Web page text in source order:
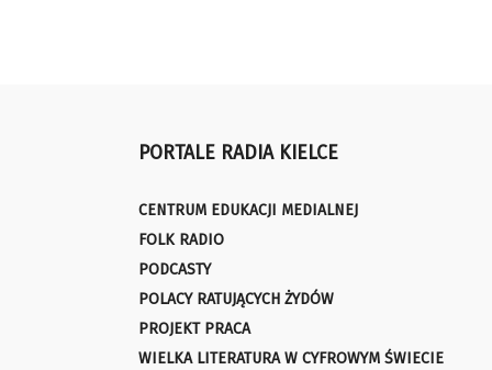
PORTALE RADIA KIELCE
CENTRUM EDUKACJI MEDIALNEJ
FOLK RADIO
PODCASTY
POLACY RATUJĄCYCH ŻYDÓW
PROJEKT PRACA
WIELKA LITERATURA W CYFROWYM ŚWIECIE